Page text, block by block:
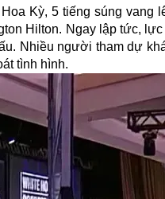
Kỳ, 5 tiếng súng vang
Hilton. Ngay lập tức,
Nhiều người tham dự
tình hình.